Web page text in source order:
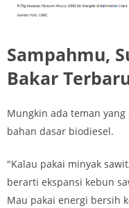
Sampahmu,
Bakar
Mungkin ada teman
bahan dasar biodiesel.
"Kalau pakai minyak
berarti ekspansi kebun
Mau pakai energi bersih